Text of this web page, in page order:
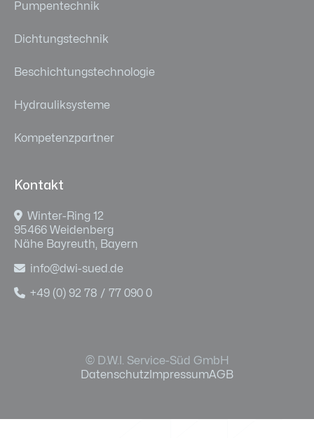
Pumpentechnik
Dichtungstechnik
Beschichtungstechnologie
Hydrauliksysteme
Kompetenzpartner
Kontakt
 Winter-Ring 12
95466 Weidenberg
Nähe Bayreuth, Bayern
 info@dwi-sued.de
 +49 (0) 92 78 / 77 090 0
Datenschutz ImpressumAGB
© D.W.I. Service-Süd GmbH